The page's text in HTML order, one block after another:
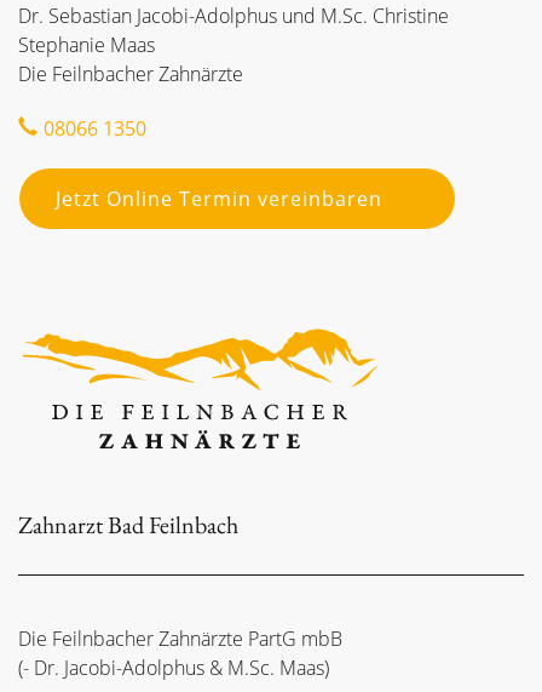
Dr. Sebastian Jacobi-Adolphus und M.Sc. Christine
Stephanie Maas
Die Feilnbacher Zahnärzte
08066 1350
Jetzt Online Termin vereinbaren
Zahnarzt Bad Feilnbach
Die Feilnbacher Zahnärzte PartG mbB
(- Dr. Jacobi-Adolphus & M.Sc. Maas)